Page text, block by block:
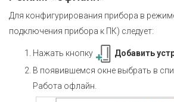
Для конфигурирования прибора в
подключения прибора к ПК) следует:
Нажать кнопку Добавить
В появившемся окне выбрать в
Работа офлайн.